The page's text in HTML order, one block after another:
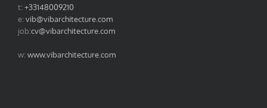
t: +33148009210
e: vib@vibarchitecture.com
job:cv@vibarchitecture.com
w: www.vibarchitecture.com